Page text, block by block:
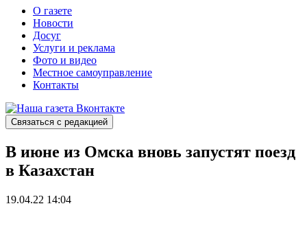
О газете
Новости
Досуг
Услуги и реклама
Фото и видео
Местное самоуправление
Контакты
Связаться с редакцией
В июне из Омска вновь запустят поезд
в Казахстан
19.04.22 14:04